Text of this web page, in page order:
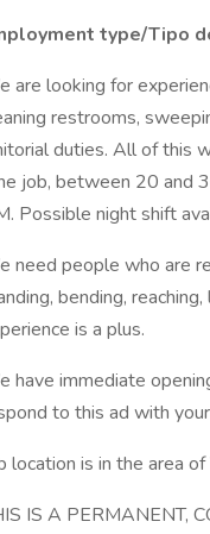
type/Tipo
are looking for
restrooms,
duties. All of this
job, between 20 and
Possible night shift
need people who are
bending,
is a plus.
have immediate
to this ad with
location is in the area
IS A PERMANENT,